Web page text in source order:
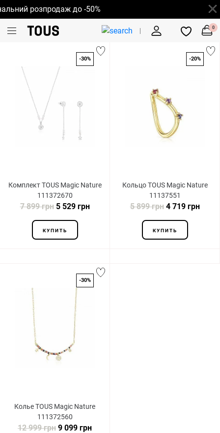
розпродаж до -50%
0
-30%
Комплект TOUS Magic Nature
111372670
7 899 грн5 529 грн
КУПИТЬ
-20%
Кольцо TOUS Magic Nature
11137551
5 899 грн4 719 грн
КУПИТЬ
-30%
Колье TOUS Magic Nature
111372560
12 999 грн 9 099 грн